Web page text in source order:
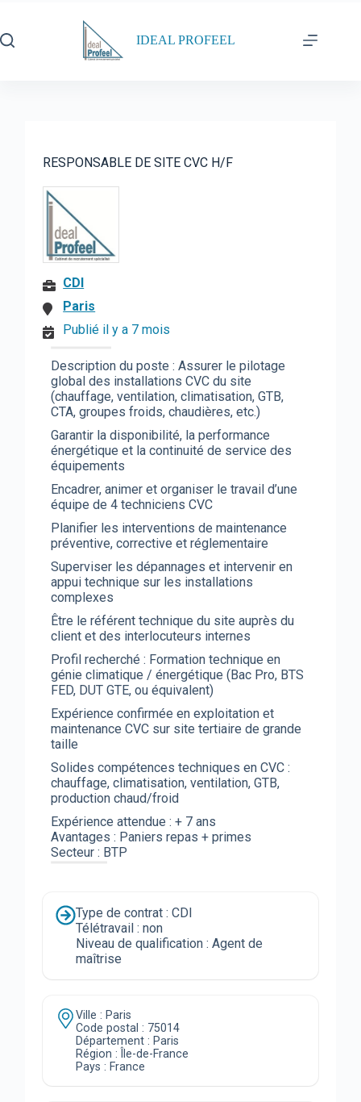
contenu
IDEAL PROFEEL
RESPONSABLE DE SITE CVC H/F
CDI
Paris
Publié il y a 7 mois
Description du poste : Assurer le pilotage
global des installations CVC du site
(chauffage, ventilation, climatisation, GTB,
CTA, groupes froids, chaudières, etc.)
Garantir la disponibilité, la performance
énergétique et la continuité de service des
équipements
Encadrer, animer et organiser le travail d’une
équipe de 4 techniciens CVC
Planifier les interventions de maintenance
préventive, corrective et réglementaire
Superviser les dépannages et intervenir en
appui technique sur les installations
complexes
Être le référent technique du site auprès du
client et des interlocuteurs internes
Profil recherché : Formation technique en
génie climatique / énergétique (Bac Pro, BTS
FED, DUT GTE, ou équivalent)
Expérience confirmée en exploitation et
maintenance CVC sur site tertiaire de grande
taille
Solides compétences techniques en CVC :
chauffage, climatisation, ventilation, GTB,
production chaud/froid
Expérience attendue : + 7 ans
Avantages : Paniers repas + primes
Secteur : BTP
Type de contrat : CDI
Télétravail : non
Niveau de qualification : Agent de
maîtrise
Ville : Paris
Code postal : 75014
Département : Paris
Région : Île-de-France
Pays : France